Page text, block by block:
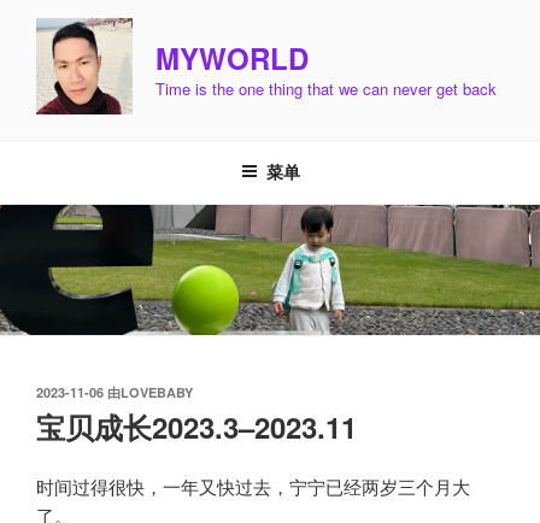
MYWORLD
Time is the one thing that we can never get back
菜单
发
布
于
2023-11-06 由LOVEBABY
宝贝成长2023.3–2023.11
时间过得很快，一年又快过去，宁宁已经两岁三个月大
了。